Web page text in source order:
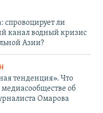
спровоцирует ли
канал водный кризис
Азии?
тенденция». Что
медиасообществе об
Омарова